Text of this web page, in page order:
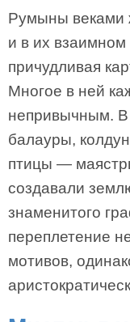
Румыны веками
и в их
причудливая
Многое в ней
непривычным.
балауры,
птицы —
создавали
знаменитого
переплетение
мотивов,